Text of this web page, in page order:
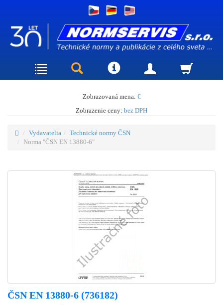
Zobrazovaná mena: €
Zobrazenie ceny: bez DPH
Vydavatelia
Technické normy ČSN
Norma "ČSN EN 13880-6"
ČSN EN 13880-6 (736182)